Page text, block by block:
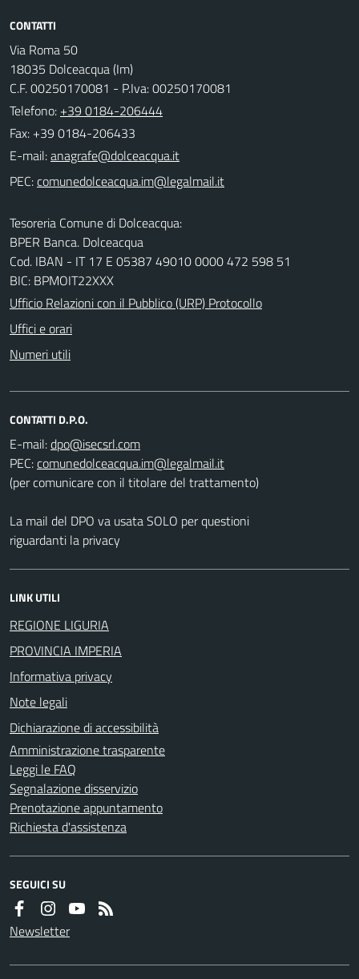
CONTATTI
Via Roma 50
18035 Dolceacqua (Im)
C.F. 00250170081 - P.Iva: 00250170081
Telefono: +39 0184-206444
Fax: +39 0184-206433
E-mail:
PEC:
Tesoreria Comune di Dolceacqua:
BPER Banca. Dolceacqua
Cod. IBAN - IT 17 E 05387 49010 0000 472 598 51
BIC: BPMOIT22XXX
Ufficio Relazioni con il Pubblico (URP) Protocollo
Uffici e orari
Numeri utili
CONTATTI D.P.O.
E-mail:
PEC:
(per comunicare con il titolare del trattamento)
La mail del DPO va usata SOLO per questioni
riguardanti la privacy
LINK UTILI
REGIONE LIGURIA
PROVINCIA IMPERIA
Informativa privacy
Note legali
Dichiarazione di accessibilità
Amministrazione trasparente
Leggi le FAQ
Segnalazione disservizio
Prenotazione appuntamento
Richiesta d'assistenza
SEGUICI SU
Newsletter